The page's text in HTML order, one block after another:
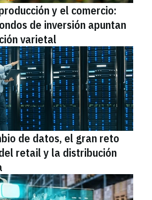
y el comercio:
de inversión apuntan
varietal
de datos, el gran reto
retail y la distribución